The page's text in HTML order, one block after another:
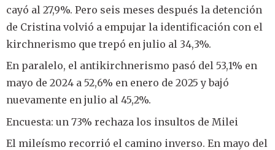
cayó al 27,9%. Pero seis meses después la detención
de Cristina volvió a empujar la identificación con el
kirchnerismo que trepó en julio al 34,3%.
En paralelo, el antikirchnerismo pasó del 53,1% en
mayo de 2024 a 52,6% en enero de 2025 y bajó
nuevamente en julio al 45,2%.
Encuesta: un 73% rechaza los insultos de Milei
El mileísmo recorrió el camino inverso. En mayo del